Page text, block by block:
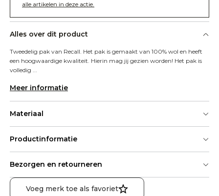
alle artikelen in deze actie.
Alles over dit product
Tweedelig pak van Recall. Het pak is gemaakt van 100% wol en heeft
een hoogwaardige kwaliteit. Hierin mag jij gezien worden! Het pak is
volledig ...
Meer informatie
Materiaal
Productinformatie
Bezorgen en retourneren
Voeg merk toe als favoriet